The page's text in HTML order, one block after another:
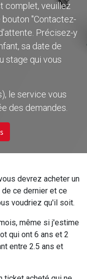
complet, veuillez
''Contactez-
Précisez-y
sa date de
stage qui vous
le service vous
des demandes.
devrez acheter un
ce dernier et ce
voudriez qu'il soit.
même si j'estime
qui ont 6 ans et 2
entre 2.5 ans et